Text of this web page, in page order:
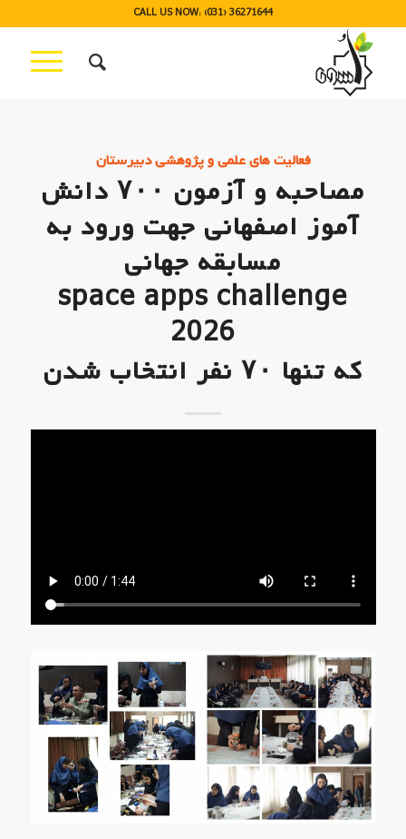
CALL US NOW: (031) 36271644
فعالیت های علمی و پژوهشی دبیرستان
مصاحبه و آزمون ۷۰۰ دانش
آموز اصفهانی جهت ورود به
مسابقه جهانی
space apps challenge
2026
که تنها ۷۰ نفر انتخاب شدن